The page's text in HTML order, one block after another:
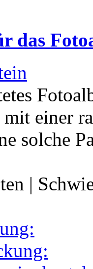
das
einer
solche
|